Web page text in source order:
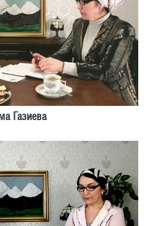
Газиева